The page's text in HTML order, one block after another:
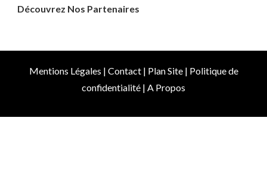
Découvrez Nos Partenaires
Mentions Légales | Contact| Plan Site| Politique de
confidentialité | A Propos